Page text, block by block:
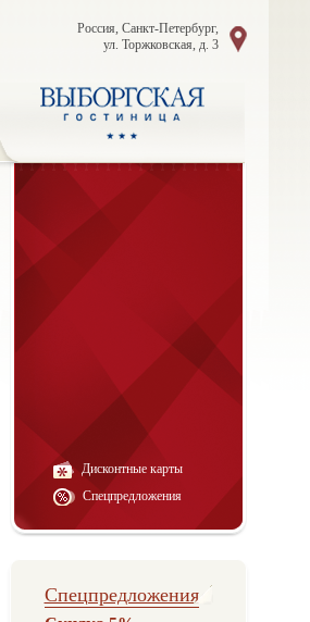
Россия, Санкт-Петербург,
ул. Торжковская, д. 3
Дисконтные карты
Спецпредложения
Спецпредложения